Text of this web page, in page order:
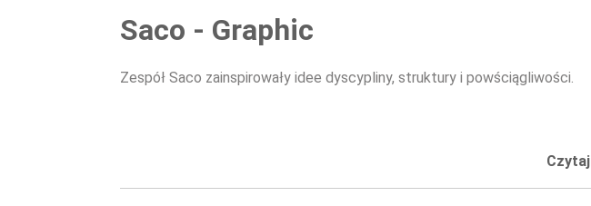
Saco - Graphic
Zespół Saco zainspirowały idee dyscypliny, struktury i powściągliwości.